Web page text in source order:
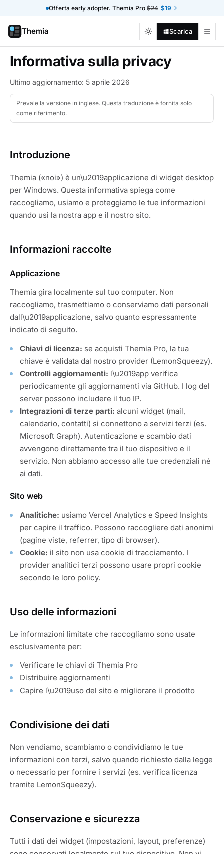
Offerta early adopter. Themia Pro $24 $19
Themia Scarica
Informativa sulla privacy
Ultimo aggiornamento: 5 aprile 2026
Prevale la versione in inglese. Questa traduzione è fornita solo
come riferimento.
Introduzione
Themia («noi») è un\u2019applicazione di widget desktop
per Windows. Questa informativa spiega come
raccogliamo, usiamo e proteggiamo le tue informazioni
quando usi la nostra app e il nostro sito.
Informazioni raccolte
Applicazione
Themia gira localmente sul tuo computer. Non
raccogliamo, trasmettiamo o conserviamo dati personali
dall\u2019applicazione, salvo quanto espressamente
indicato di seguito.
Chiavi di licenza: se acquisti Themia Pro, la tua
chiave è validata dal nostro provider (LemonSqueezy).
Controlli aggiornamenti: l\u2019app verifica
periodicamente gli aggiornamenti via GitHub. I log del
server possono includere il tuo IP.
Integrazioni di terze parti: alcuni widget (mail,
calendario, contatti) si connettono a servizi terzi (es.
Microsoft Graph). Autenticazione e scambio dati
avvengono direttamente tra il tuo dispositivo e il
servizio. Non abbiamo accesso alle tue credenziali né
ai dati.
Sito web
Analitiche: usiamo Vercel Analytics e Speed Insights
per capire il traffico. Possono raccogliere dati anonimi
(pagine viste, referrer, tipo di browser).
Cookie: il sito non usa cookie di tracciamento. I
provider analitici terzi possono usare propri cookie
secondo le loro policy.
Uso delle informazioni
Le informazioni limitate che raccogliamo sono usate
esclusivamente per:
Verificare le chiavi di Themia Pro
Distribuire aggiornamenti
Capire l\u2019uso del sito e migliorare il prodotto
Condivisione dei dati
Non vendiamo, scambiamo o condividiamo le tue
informazioni con terzi, salvo quando richiesto dalla legge
o necessario per fornire i servizi (es. verifica licenza
tramite LemonSqueezy).
Conservazione e sicurezza
Tutti i dati dei widget (impostazioni, layout, preferenze)